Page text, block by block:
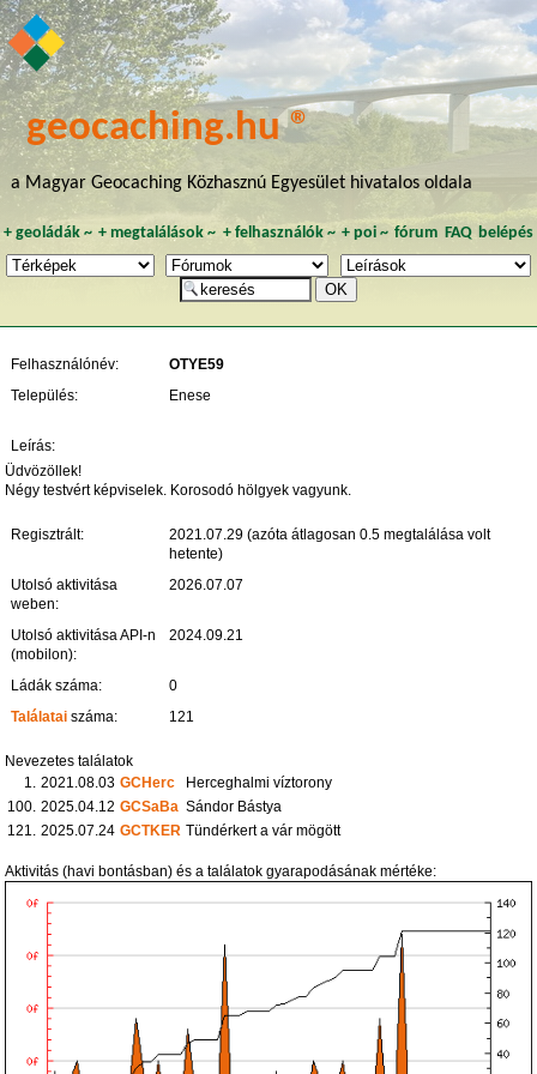
geocaching.hu ®
a Magyar Geocaching Közhasznú Egyesület hivatalos oldala
+ geoládák~ +megtalálások ~ + felhasználók~ + poi~ fórum FAQ belépés
Felhasználónév:
OTYE59
Település:
Enese
Leírás:
Üdvözöllek!
Négy testvért képviselek. Korosodó hölgyek vagyunk.
Regisztrált:
2021.07.29 (azóta átlagosan 0.5 megtalálása volt
hetente)
Utolsó aktivitása
weben:
2026.07.07
Utolsó aktivitása API-n
(mobilon):
2024.09.21
Ládák száma:
0
Találatai száma: 121
Nevezetes találatok
1. 2021.08.03 GCHerc
Herceghalmi víztorony
100. 2025.04.12 GCSaBa Sándor Bástya
121. 2025.07.24 GCTKER Tündérkert a vár mögött
Aktivitás (havi bontásban) és a találatok gyarapodásának mértéke: